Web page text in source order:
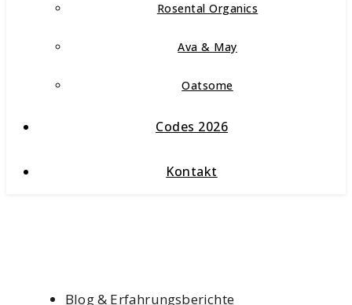
Rosental Organics
Ava & May
Oatsome
Codes 2026
Kontakt
Blog & Erfahrungsberichte